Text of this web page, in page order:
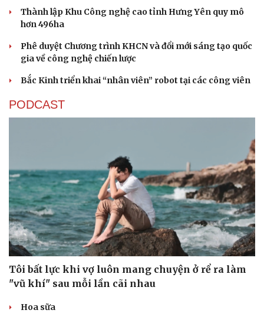
Dinh dưỡng - món ngon
Sản phụ khoa
Nhi khoa
Ăn sạch sống khỏe
Nhà đẹp
Thành lập Khu Công nghệ cao tỉnh Hưng Yên quy mô
hơn 496ha
Phê duyệt Chương trình KHCN và đổi mới sáng tạo quốc
gia về công nghệ chiến lược
Bắc Kinh triển khai “nhân viên” robot tại các công viên
PODCAST
Tôi bất lực khi vợ luôn mang chuyện ở rể ra làm
"vũ khí" sau mỗi lần cãi nhau
Hoa sữa